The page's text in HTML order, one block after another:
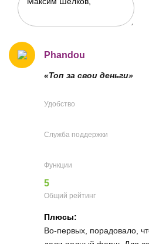
Phandou
«Топ за свои деньги»
Удобство
Служба поддержки
Функции
5
Общий рейтинг
Плюсы:
Во-первых, порадовало,